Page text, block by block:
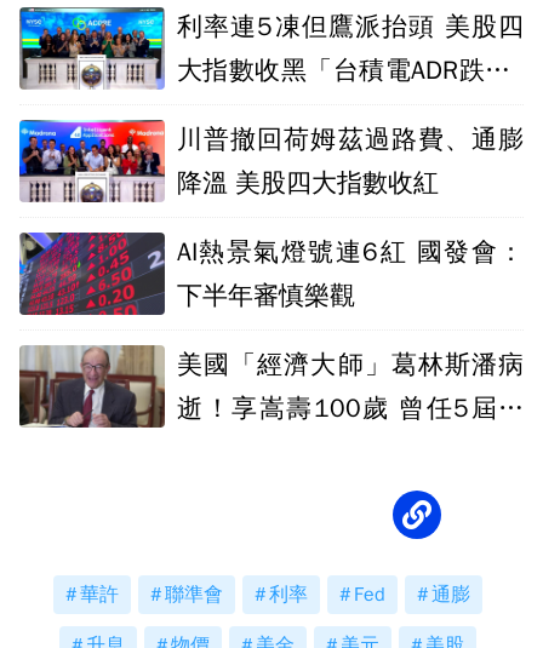
利率連5凍但鷹派抬頭 美股四
大指數收黑「台積電ADR跌4.5
川普撤回荷姆茲過路費、通膨
降溫 美股四大指數收紅
AI熱景氣燈號連6紅 國發會：
下半年審慎樂觀
美國「經濟大師」葛林斯潘病
逝！享嵩壽100歲 曾任5屆聯
華許 聯準會 利率 Fed 通膨